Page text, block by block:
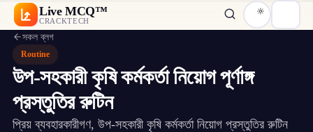
Live MCQ™
CRACKTECH
সকল ব্লগ
Routine
উপ-সহকারী কৃষি কর্মকর্তা নিয়োগ পূর্ণাঙ্গ
প্রস্তুতির রুটিন
প্রিয় ব্যবহারকারীগণ, উপ-সহকারী কৃষি কর্মকর্তা নিয়োগ প্রস্তুতির রুটিন